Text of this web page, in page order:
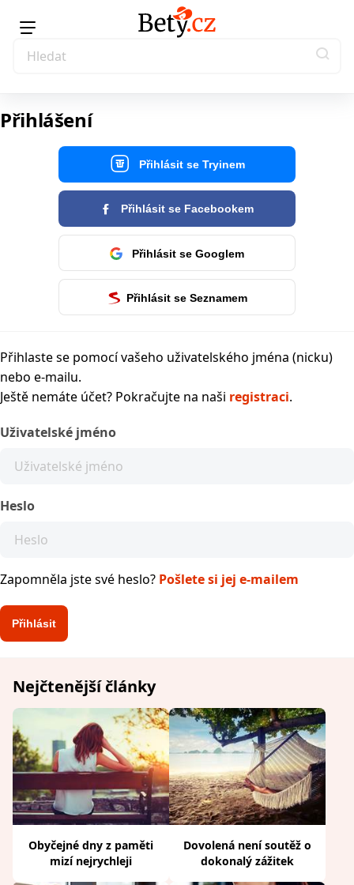
Přihlášení
Přihlásit se Tryinem
Přihlásit se Facebookem
Přihlásit se Googlem
Přihlásit se Seznamem
Přihlaste se pomocí vašeho uživatelského jména (nicku)
nebo e-mailu.
Ještě nemáte účet? Pokračujte na naši registraci.
Uživatelské jméno
Heslo
Zapomněla jste své heslo? Pošlete si jej e-mailem
Nejčtenější články
Obyčejné dny z paměti
mizí nejrychleji
Dovolená není soutěž o
dokonalý zážitek